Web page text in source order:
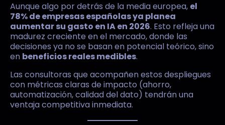
Aunque algo por detrás de la media europea, el
78% de empresas españolas ya planea
aumentar su gasto en IA en 2026. Esto refleja una
madurez creciente en el mercado, donde las
decisiones ya no se basan en potencial teórico, sino
en beneficios reales medibles.
Las consultoras que acompañen estos despliegues
con métricas claras de impacto (ahorro,
automatización, calidad del dato) tendrán una
ventaja competitiva inmediata.